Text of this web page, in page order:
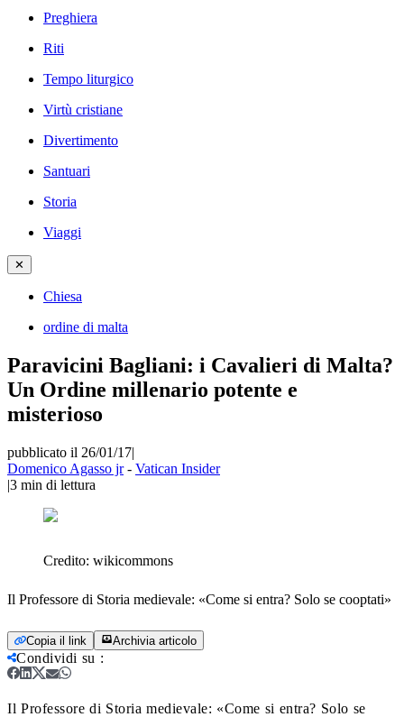
Preghiera
Riti
Tempo liturgico
Virtù cristiane
Divertimento
Santuari
Storia
Viaggi
✕
Chiesa
ordine di malta
Paravicini Bagliani: i Cavalieri di Malta?
Un Ordine millenario potente e
misterioso
pubblicato il 26/01/17|
Domenico Agasso jr- Vatican Insider
|3 min di lettura
Credito: wikicommons
Il Professore di Storia medievale: «Come si entra? Solo se cooptati»
Copia il link Archivia articolo
Condividi su :
Il Professore di Storia medievale: «Come si entra? Solo se